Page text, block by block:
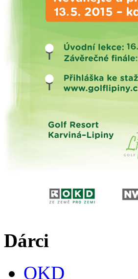
Dárci
OKD